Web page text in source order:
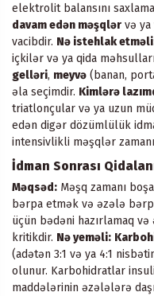
elektrolit balansını
davam edən məşqlər və
vacibdir. Nə istehlak
içkilər və ya qida
gelləri, meyvə (banan,
əla seçimdir. Kimlərə
triatlonçular və ya uzun
edən digər dözümlülük
intensivlikli məşqlər
İdman Sonrası
Məqsəd: Məşq zamanı
bərpa etmək və əzələ
üçün bədəni hazırlamaq və
kritikdir. Nə yeməli:
(adətən 3:1 və ya 4:1
olunur. Karbohidratlar
maddələrinin əzələlərə